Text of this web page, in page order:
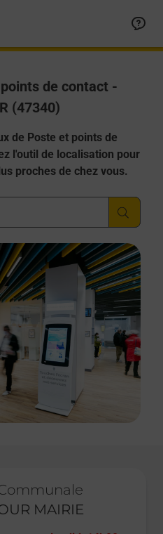
de contact -
(47340)
de Poste et points de
l'outil de localisation pour
proches de chez vous.
MAIRIE